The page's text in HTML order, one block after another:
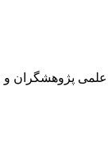
علمی